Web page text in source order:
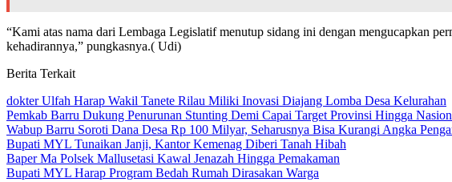
“Kami atas nama dari Lembaga Legislatif menutup sidang ini dengan mengucapkan
kehadirannya,” pungkasnya.( Udi)
Berita Terkait
dokter Ulfah Harap Wakil Tanete Rilau Miliki Inovasi Diajang Lomba Desa Kelurahan
Pemkab Barru Dukung Penurunan Stunting Demi Capai Target Provinsi Hingga
Wabup Barru Soroti Dana Desa Rp 100 Milyar, Seharusnya Bisa Kurangi Angka
Bupati MYL Tunaikan Janji, Kantor Kemenag Diberi Tanah Hibah
Baper Ma Polsek Mallusetasi Kawal Jenazah Hingga Pemakaman
Bupati MYL Harap Program Bedah Rumah Dirasakan Warga